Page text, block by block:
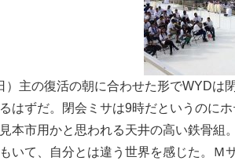
）主の復活の朝に合わせた形でWYDは
はずだ。閉会ミサは9時だというのに
本市用かと思われる天井の高い鉄骨組
いて、自分とは違う世界を感じた。Ｍ